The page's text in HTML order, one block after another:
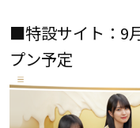
■特設サイト：9
プン予定